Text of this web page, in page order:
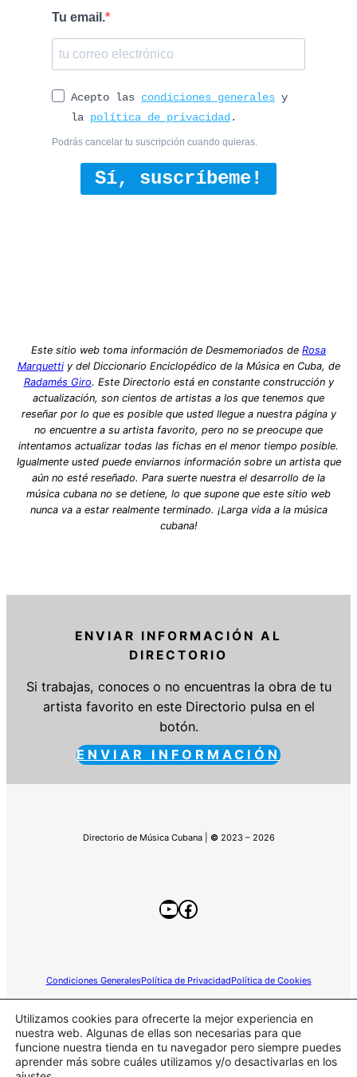
Tu email.
Acepto las condiciones generales y
la política de privacidad .
Podrás cancelar tu suscripción cuando quieras.
Sí, suscríbeme!
Este sitio web toma información de Desmemoriados de Rosa
Marquettiy del Diccionario Enciclopédico de la Música en Cuba, de
Radamés Giro. Este Directorio está en constante construcción y
actualización, son cientos de artistas a los que tenemos que
reseñar por lo que es posible que usted llegue a nuestra página y
no encuentre a su artista favorito, pero no se preocupe que
intentamos actualizar todas las fichas en el menor tiempo posible.
Igualmente usted puede enviarnos información sobre un artista que
aún no esté reseñado. Para suerte nuestra el desarrollo de la
música cubana no se detiene, lo que supone que este sitio web
nunca va a estar realmente terminado. ¡Larga vida a la música
cubana!
ENVIAR INFORMACIÓN AL
DIRECTORIO
Si trabajas, conoces o no encuentras la obra de tu
artista favorito en este Directorio pulsa en el
botón.
ENVIAR INFORMACIÓN
Directorio de Música Cubana | © 2023 – 2026
YouTube
Facebook
Condiciones GeneralesPolítica de PrivacidadPolítica de Cookies
Este sitio web participa en el programa de Afiliados de
Amazon.
Utilizamos cookies para ofrecerte la mejor experiencia en
nuestra web. Algunas de ellas son necesarias para que
funcione nuestra tienda en tu navegador pero siempre puedes
aprender más sobre cuáles utilizamos y/o desactivarlas en los